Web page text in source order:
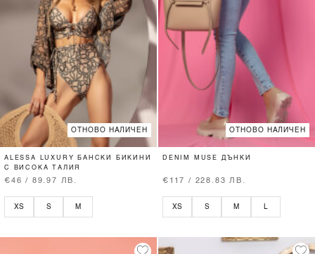
ОТНОВО НАЛИЧЕН
ALESSA LUXURY БАНСКИ БИКИНИ
С ВИСОКА ТАЛИЯ
€46 / 89.97 ЛВ.
XS S M
ОТНОВО НАЛИЧЕН
DENIM MUSE ДЪНКИ
€117 / 228.83 ЛВ.
XS S M